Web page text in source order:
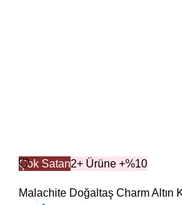
Çok Satan2+ Ürüne +%10
Malachite Doğaltaş Charm Altın